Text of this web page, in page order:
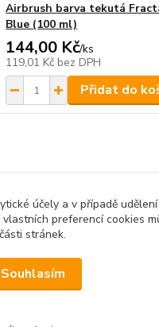
Airbrush barva tekutá
Blue (100 ml)
144,00 Kč/ks
119,01 Kč bez DPH
Přidat do
je povinen
účely a v případě
preferencí cookies
stránek.
Souhlasím